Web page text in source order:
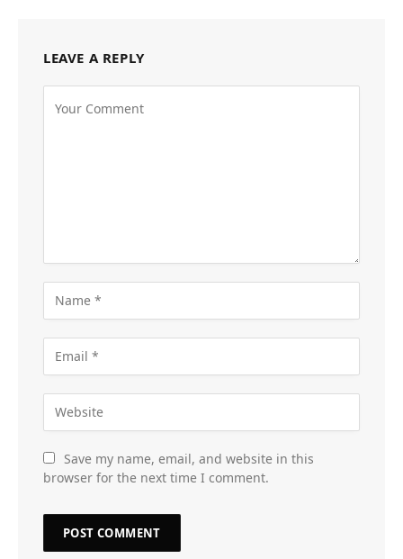
LEAVE A REPLY
Save my name, email, and website in this
browser for the next time I comment.